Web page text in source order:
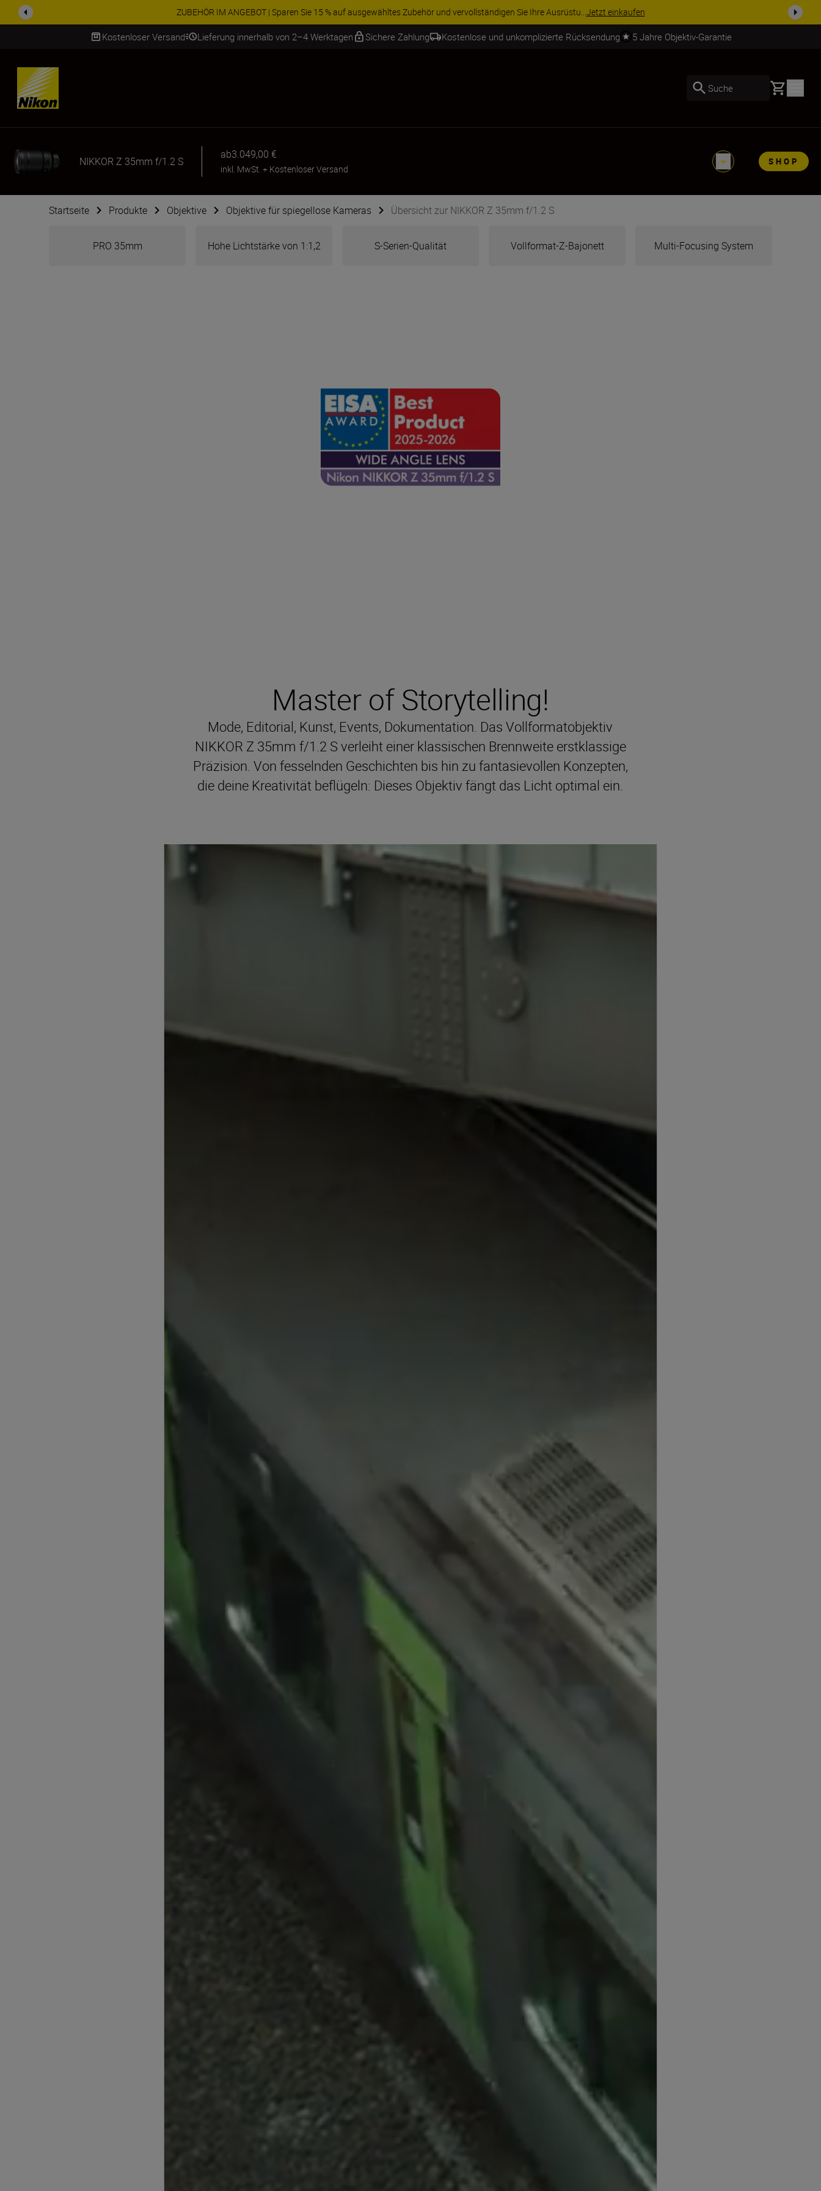
Nutzen Sie unseren kostenlosen Service und sichern Sie sich Ihre 5-jährige Garantie auf NIKKOR Z-Obj...Weitere Informationen
Kostenloser Versand Lieferung innerhalb von 2–4 Werktagen Sichere Zahlung Kostenlose und unkomplizierte Rücksendung 5 Jahre Objektiv-Garantie
SKIP
Suche Basket
NIKKOR Z 35mm f/1.2 S
ab3.049,00 €
inkl. MwSt. + Kostenloser Versand
SHOP
Startseite Produkte Objektive Objektive für spiegellose Kameras Übersicht zur NIKKOR Z 35mm f/1.2 S
PRO 35mm Hohe Lichtstärke von 1:1,2 S-Serien-Qualität Vollformat-Z-Bajonett Multi-Focusing System
Master of Storytelling!
Mode, Editorial, Kunst, Events, Dokumentation. Das Vollformatobjektiv
NIKKOR Z 35mm f/1.2 S verleiht einer klassischen Brennweite erstklassige
Präzision. Von fesselnden Geschichten bis hin zu fantasievollen Konzepten,
die deine Kreativität beflügeln: Dieses Objektiv fängt das Licht optimal ein.